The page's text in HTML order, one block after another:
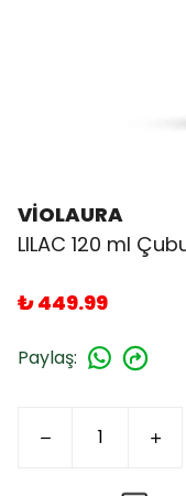
VİOLAURA
LILAC 120 ml
₺ 449.99
Paylaş: